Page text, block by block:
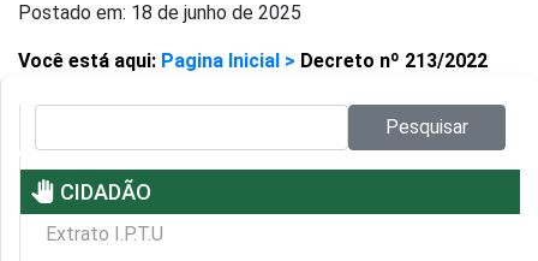
Postado em: 18 de junho de 2025
Você está aqui: Pagina Inicial > Decreto nº 213/2022
Pesquisar
pan_tool CIDADÃO
Extrato I.P.T.U